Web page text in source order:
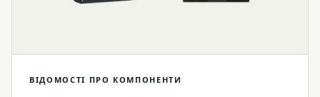
ВІДОМОСТІ ПРО КОМПОНЕНТИ